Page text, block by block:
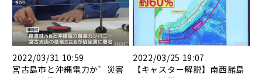
2022/03/31 10:59
宮古島市と沖縄電力か゛災害
2022/03/25 19:07
【キャスター解説】南西諸島